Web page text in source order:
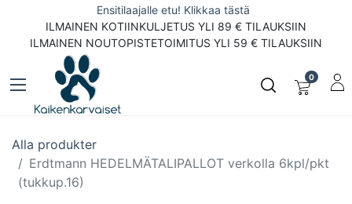
Ensitilaajalle etu! Klikkaa tästä
ILMAINEN KOTIINKULJETUS YLI 89 € TILAUKSIIN
ILMAINEN NOUTOPISTETOIMITUS YLI 59 € TILAUKSIIN
0
Alla produkter
Erdtmann HEDELMÄTALIPALLOT verkolla 6kpl/pkt
(tukkup.16)